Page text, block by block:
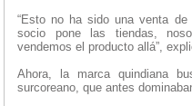
“Esto no ha sido una venta
socio pone las tiendas,
vendemos el producto allá”,
Ahora, la marca quindiana
surcoreano, que antes